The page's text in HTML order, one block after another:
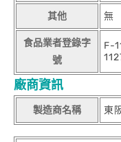
其他 無
食品業者登錄字
號
F-
廠商資訊
製造商名稱 東